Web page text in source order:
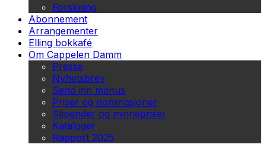
Forskning
Abonnement
Arrangementer
Elling bokkafé
Om Cappelen Damm
Presse
Nyhetsbrev
Send inn manus
Priser og nominasjoner
Stipender og minnepriser
Kataloger
Rapport 2025